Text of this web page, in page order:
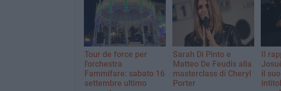
Tour de force per
l'orchestra
Fammifare: sabato 16
settembre ultimo
Sarah Di Pinto e
Matteo De Feudis alla
masterclass di Cheryl
Porter
Il
il